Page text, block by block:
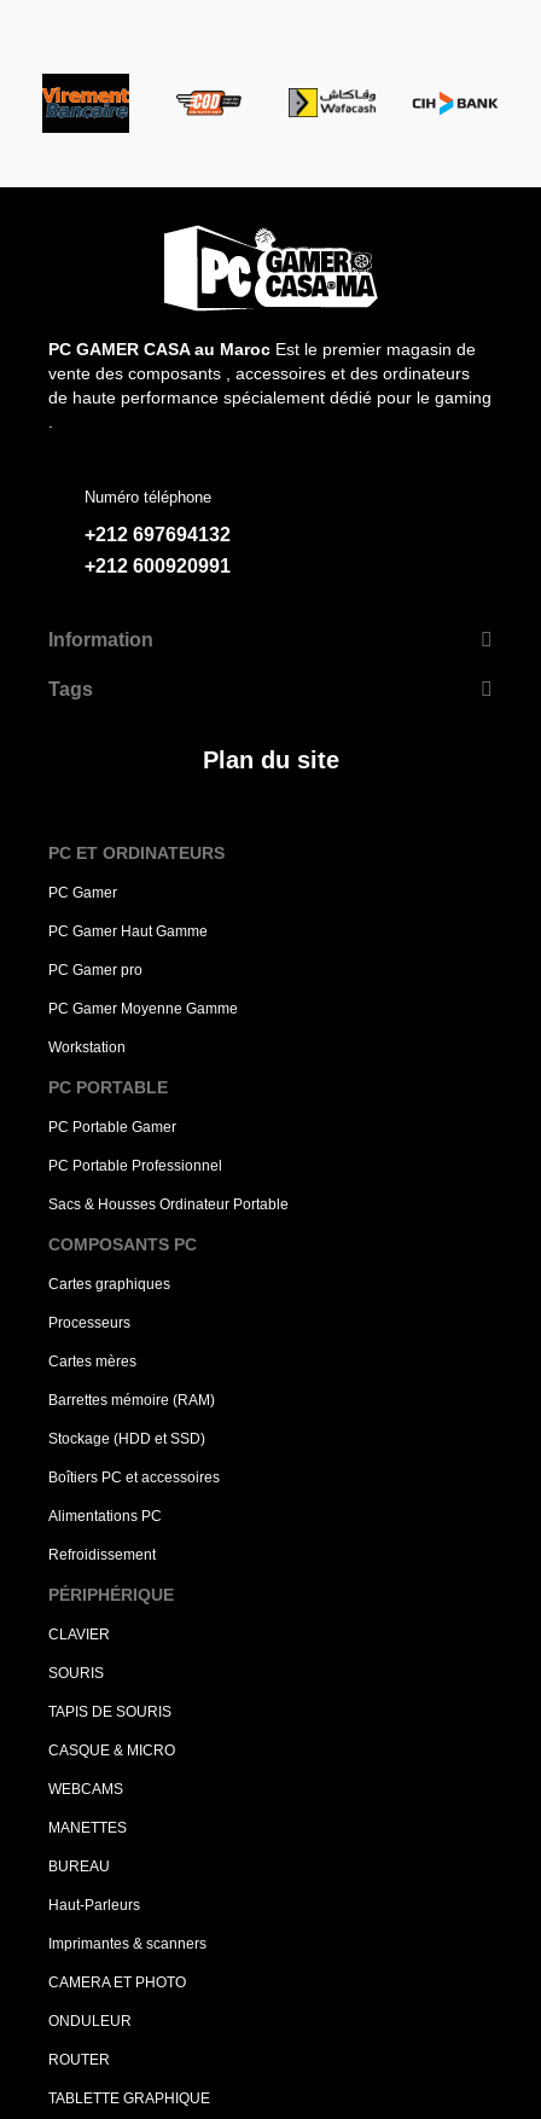
PC GAMER CASA au Maroc Est le premier magasin de
vente des composants , accessoires et des ordinateurs
de haute performance spécialement dédié pour le gaming
Numéro téléphone
+212 697694132
+212 600920991
Information
Tags
Plan du site
PC ET ORDINATEURS
PC Gamer
PC Gamer Haut Gamme
PC Gamer pro
PC Gamer Moyenne Gamme
Workstation
PC PORTABLE
PC Portable Gamer
PC Portable Professionnel
Sacs & Housses Ordinateur Portable
COMPOSANTS PC
Cartes graphiques
Processeurs
Cartes mères
Barrettes mémoire (RAM)
Stockage (HDD et SSD)
Boîtiers PC et accessoires
Alimentations PC
Refroidissement
PÉRIPHÉRIQUE
CLAVIER
SOURIS
TAPIS DE SOURIS
CASQUE & MICRO
WEBCAMS
MANETTES
BUREAU
Haut-Parleurs
Imprimantes & scanners
CAMERA ET PHOTO
ONDULEUR
ROUTER
TABLETTE GRAPHIQUE